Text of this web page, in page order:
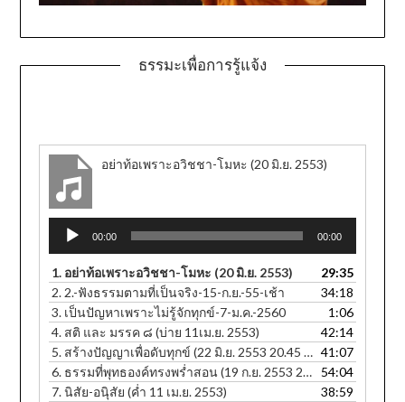
ธรรมะเพื่อการรู้แจ้ง
อย่าท้อเพราะอวิชชา-โมหะ (20 มิ.ย. 2553)
Audio
Player
00:00 00:00
1. อย่าท้อเพราะอวิชชา-โมหะ (20 มิ.ย. 2553)
29:35
2. 2.-ฟังธรรมตามที่เป็นจริง-15-ก.ย.-55-เช้า
34:18
3. เป็นปัญหาเพราะไม่รู้จักทุกข์-7-ม.ค.-2560
1:06
4. สติ และ มรรค ๘ (บ่าย 11เม.ย. 2553)
42:14
5. สร้างปัญญาเพื่อดับทุกข์ (22 มิ.ย. 2553 20.45 น.)
41:07
6. ธรรมที่พุทธองค์ทรงพร่ำสอน (19 ก.ย. 2553 20.25 น.)
54:04
7.นิสัย-อนุิสัย (ค่ำ 11 เม.ย. 2553)
38:59